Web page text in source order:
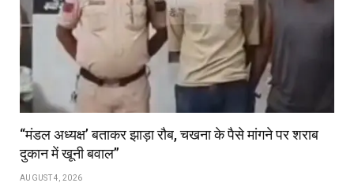
“मंडल अध्यक्ष’ बताकर झाड़ा रौब, चखना के पैसे मांगने पर शराब
दुकान में खूनी बवाल”
AUGUST 4, 2026